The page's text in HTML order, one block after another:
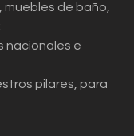
de baño,
nacionales e
pilares, para